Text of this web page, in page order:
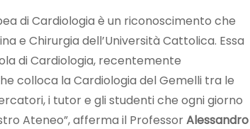
di Cardiologia è un riconoscimento che
e Chirurgia dell’Università Cattolica. Essa
di Cardiologia, recentemente
colloca la Cardiologia del Gemelli tra le
i tutor e gli studenti che ogni giorno
Ateneo”, afferma il ProfessorAlessandro